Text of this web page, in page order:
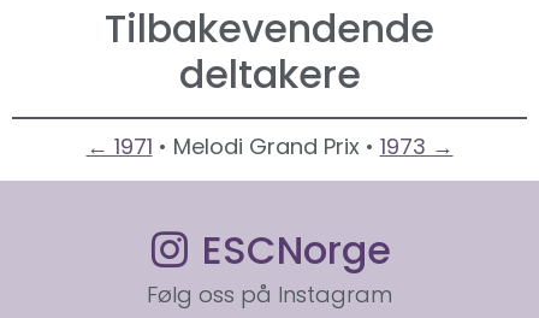
Tilbakevendende
deltakere
← 1971 • Melodi Grand Prix • 1973 →
ESCNorge
Følg oss på Instagram